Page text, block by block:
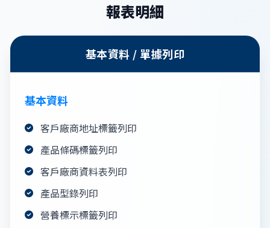
報表明細
基本資料 / 單據列印
基本資料
客戶廠商地址標籤列印
產品條碼標籤列印
客戶廠商資料表列印
產品型錄列印
營養標示標籤列印